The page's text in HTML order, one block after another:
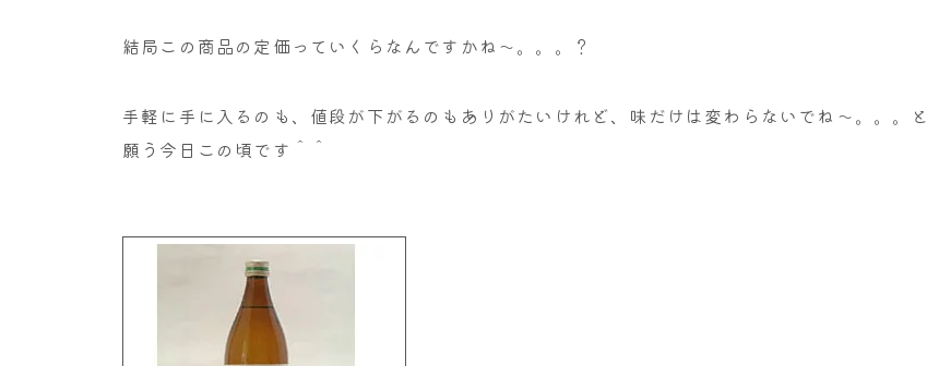
結局この商品の定価っていくらなんですかね～。。。？
手軽に手に入るのも、値段が下がるのもありがたいけれど、味だけは変わらないでね～。。。と
願う今日この頃です＾＾